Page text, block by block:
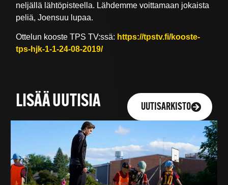
neljällä lähtöpisteella. Lähdemme voittamaan jokaista
peliä, Joensuu lupaa.
Ottelun kooste TPS TV:ssä: https://tpstv.fi/kooste-
tps-hjk-1-1-24-08-2019/
LISÄÄ UUTISIA UUTISARKISTO